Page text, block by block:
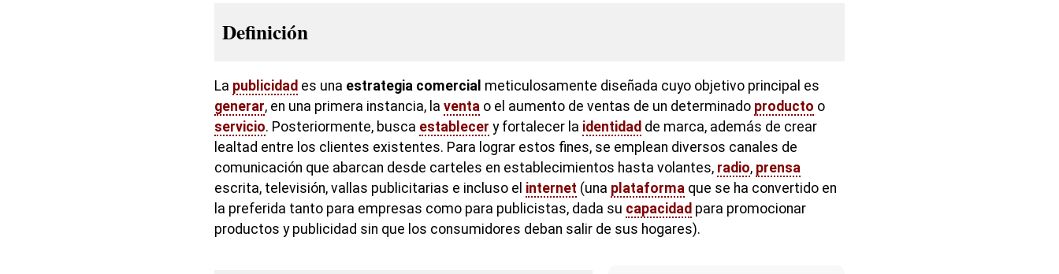
Definición
La publicidad es una estrategia comercial meticulosamente diseñada cuyo objetivo principal es
generar, en una primera instancia, la venta o el aumento de ventas de un determinado producto o
servicio. Posteriormente, busca establecer y fortalecer la identidad de marca, además de crear
lealtad entre los clientes existentes. Para lograr estos fines, se emplean diversos canales de
comunicación que abarcan desde carteles en establecimientos hasta volantes, radio, prensa
escrita, televisión, vallas publicitarias e incluso el internet (una plataforma que se ha convertido en
la preferida tanto para empresas como para publicistas, dada su capacidad para promocionar
productos y publicidad sin que los consumidores deban salir de sus hogares).